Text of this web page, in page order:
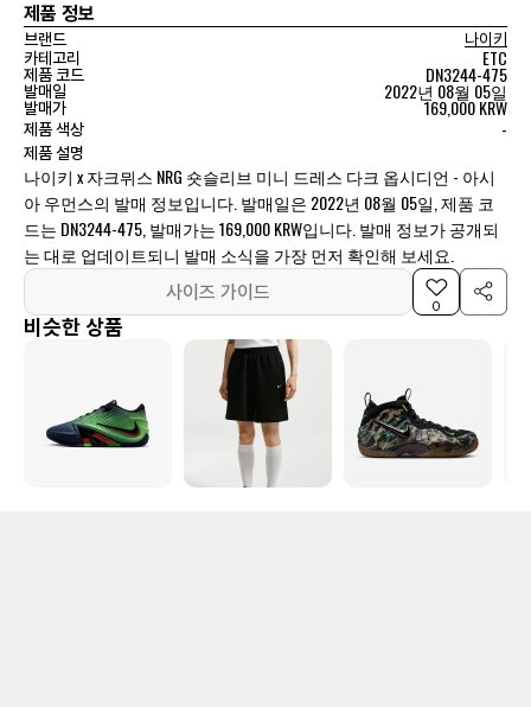
제품 정보
브랜드
나이키
카테고리
ETC
제품 코드 DN3244-475
발매일 2022년 08월 05일
발매가 169,000 KRW
제품 색상 -
제품 설명
나이키 x 자크뮈스 NRG 숏슬리브 미니 드레스 다크 옵시디언 - 아시
아 우먼스의 발매 정보입니다. 발매일은 2022년 08월 05일, 제품 코
드는 DN3244-475, 발매가는 169,000 KRW입니다. 발매 정보가 공개되
는 대로 업데이트되니 발매 소식을 가장 먼저 확인해 보세요.
사이즈 가이드
0
비슷한 상품